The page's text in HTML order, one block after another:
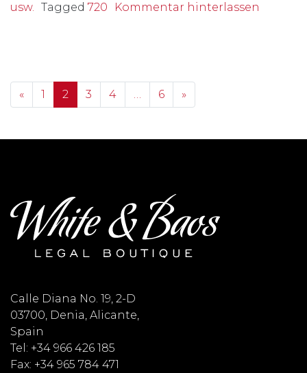
usw. Tagged 720 Kommentar hinterlassen
Posts navigation
« 1 2 3 4 … 6 »
Calle Diana No. 19, 2-D
03700, Denia, Alicante,
Spain
Tel: +34 966 426 185
Fax: +34 965 784 471